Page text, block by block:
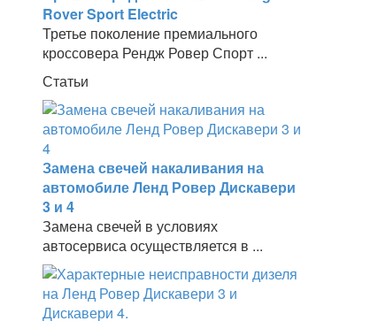
Rover Sport Electric
Третье поколение премиального
кроссовера Рендж Ровер Спорт ...
Статьи
Замена свечей накаливания на
автомобиле Ленд Ровер Дискавери
3 и 4
Замена свечей в условиях
автосервиса осуществляется в ...